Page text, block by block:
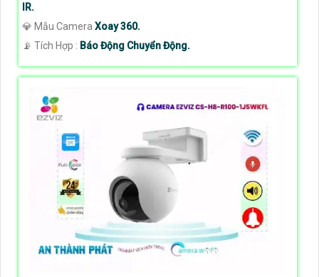
IR.
💎 Mẫu Camera Xoay 360.
️📡 Tích Hợp : Báo Động Chuyển Động.